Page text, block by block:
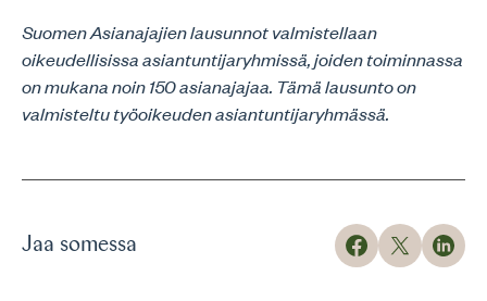
Suomen Asianajajien lausunnot valmistellaan
oikeudellisissa asiantuntijaryhmissä, joiden toiminnassa
on mukana noin 150 asianajajaa. Tämä lausunto on
valmisteltu työoikeuden asiantuntijaryhmässä.
Jaa somessa